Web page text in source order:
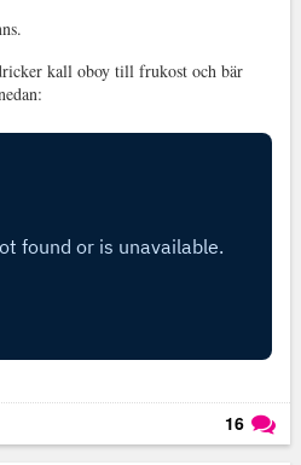
kall oboy till frukost och bär
16